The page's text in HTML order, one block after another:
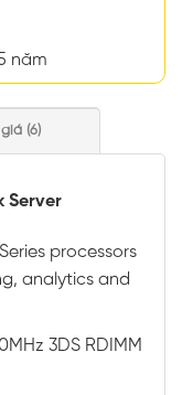
năm
(6)
Server
processors
analytics and
3DS RDIMM